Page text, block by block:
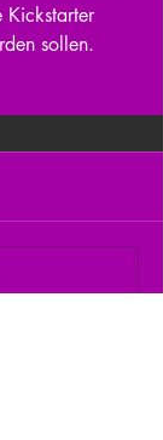
Kickstarter
sollen.